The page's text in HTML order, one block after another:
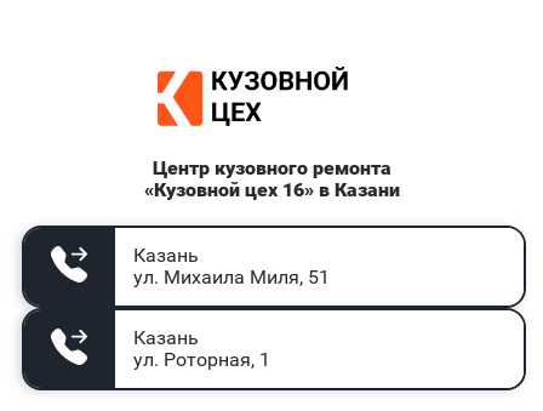
Центр кузовного ремонта
«Кузовной цех 16» в Казани
Казань
ул. Михаила Миля, 51
Казань
ул. Роторная, 1